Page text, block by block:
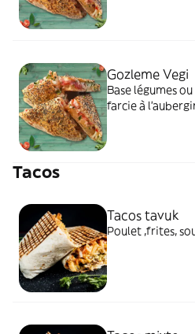
Gozleme Vegi
Base légumes
farcie à
Tacos
Tacos tavuk
Poulet ,frites,